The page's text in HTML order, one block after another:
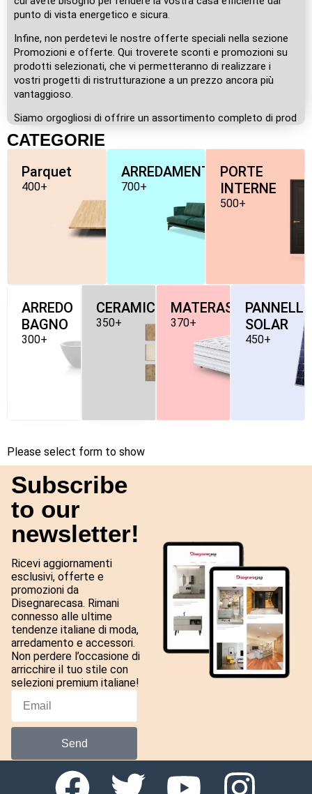
punto di vista energetico e sicura.
Infine, non perdetevi le nostre offerte speciali nella sezione
Promozioni e offerte. Qui troverete sconti e promozioni su
prodotti selezionati, che vi permetteranno di realizzare i
vostri progetti di ristrutturazione a un prezzo ancora più
vantaggioso.
Siamo orgogliosi di offrire un assortimento completo di prod
CATEGORIE
Parquet
400+
ARREDAMENTO
700+
PORTE
INTERNE
500+
ARREDO
BAGNO
300+
CERAMICHE
350+
MATERASSI
370+
PANNELLI-
SOLAR
450+
Please select form to show
Subscribe
to our
newsletter!
Ricevi aggiornamenti
esclusivi, offerte e
promozioni da
Disegnarecasa. Rimani
connesso alle ultime
tendenze italiane di moda,
arredamento e accessori.
Non perdere l’occasione di
arricchire il tuo stile con
selezioni premium italiane!
Send